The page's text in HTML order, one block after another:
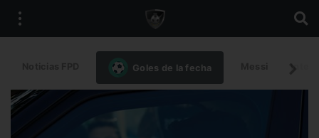
Goles de la fecha